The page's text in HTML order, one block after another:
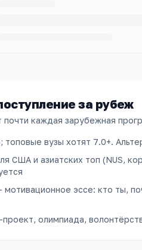
за рубеж
каждая зарубежная
топовые вузы хотят 7.0+.
США и азиатских топ (NUS,
мотивационное эссе: кто ты,
олимпиада,